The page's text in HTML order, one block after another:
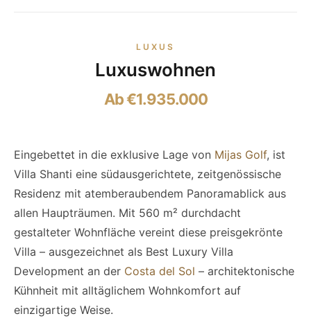
LUXUS
Luxuswohnen
Ab €1.935.000
Eingebettet in die exklusive Lage von Mijas Golf, ist
Villa Shanti eine südausgerichtete, zeitgenössische
Residenz mit atemberaubendem Panoramablick aus
allen Haupträumen. Mit 560 m² durchdacht
gestalteter Wohnfläche vereint diese preisgekrönte
Villa – ausgezeichnet als Best Luxury Villa
Development an der Costa del Sol – architektonische
Kühnheit mit alltäglichem Wohnkomfort auf
einzigartige Weise.